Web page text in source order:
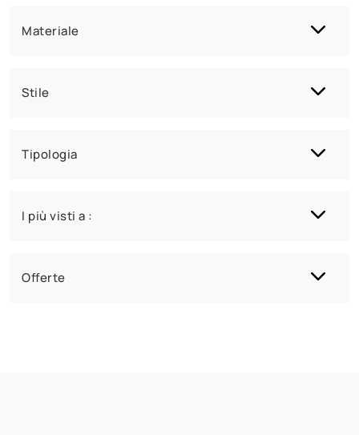
Materiale
Stile
Tipologia
I più visti a :
Offerte